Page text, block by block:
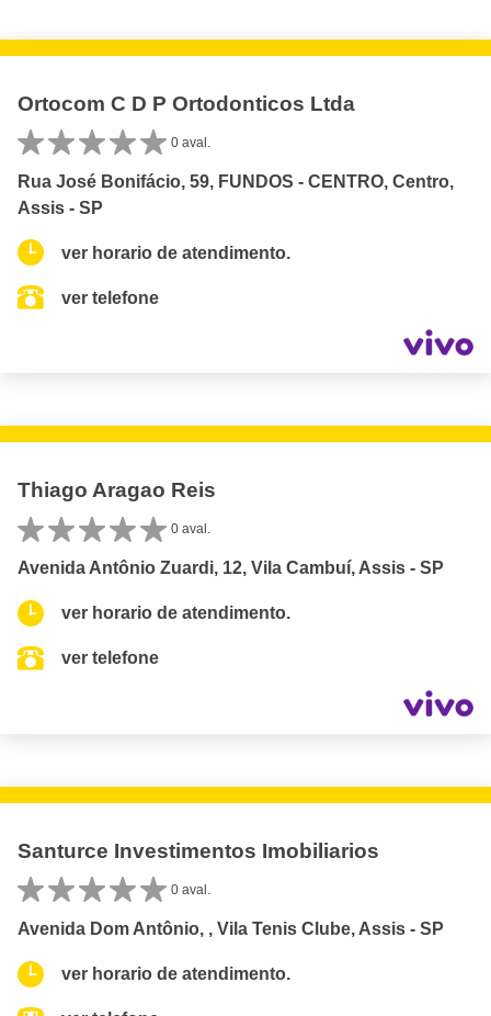
Ortocom C D P Ortodonticos Ltda
0 aval.
Rua José Bonifácio, 59, FUNDOS - CENTRO, Centro,
Assis - SP
ver horario de atendimento.
ver telefone
Thiago Aragao Reis
0 aval.
Avenida Antônio Zuardi, 12, Vila Cambuí, Assis - SP
ver horario de atendimento.
ver telefone
Santurce Investimentos Imobiliarios
0 aval.
Avenida Dom Antônio, , Vila Tenis Clube, Assis - SP
ver horario de atendimento.